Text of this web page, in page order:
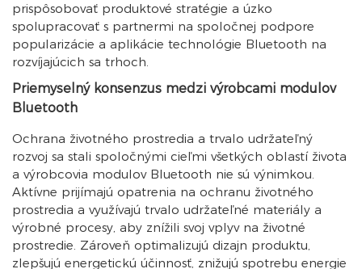
prispôsobovať produktové stratégie a úzko
spolupracovať s partnermi na spoločnej podpore
popularizácie a aplikácie technológie Bluetooth na
rozvíjajúcich sa trhoch.
Priemyselný konsenzus medzi výrobcami modulov
Bluetooth
Ochrana životného prostredia a trvalo udržateľný
rozvoj sa stali spoločnými cieľmi všetkých oblastí života
a výrobcovia modulov Bluetooth nie sú výnimkou.
Aktívne prijímajú opatrenia na ochranu životného
prostredia a využívajú trvalo udržateľné materiály a
výrobné procesy, aby znížili svoj vplyv na životné
prostredie. Zároveň optimalizujú dizajn produktu,
zlepšujú energetickú účinnosť, znižujú spotrebu energie